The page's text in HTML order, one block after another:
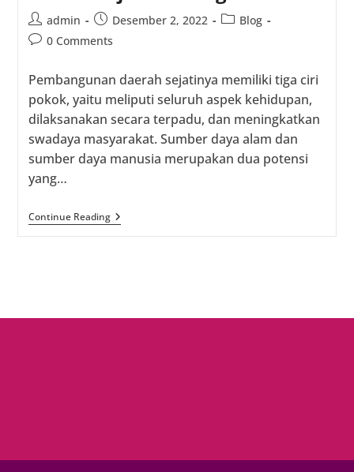
Post
author:
admin
Post
published:
Desember 2, 2022
PostBlog
Post0 Comments
Pembangunan daerah sejatinya memiliki tiga ciri
pokok, yaitu meliputi seluruh aspek kehidupan,
dilaksanakan secara terpadu, dan meningkatkan
swadaya masyarakat. Sumber daya alam dan
sumber daya manusia merupakan dua potensi
yang…
Continue ReadingGandeng
Generasi